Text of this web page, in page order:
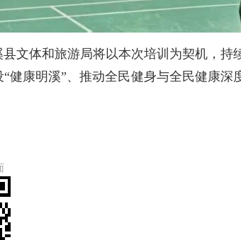
体和旅游局将以本次培训为契机，持
康明溪”、推动全民健身与全民健康深